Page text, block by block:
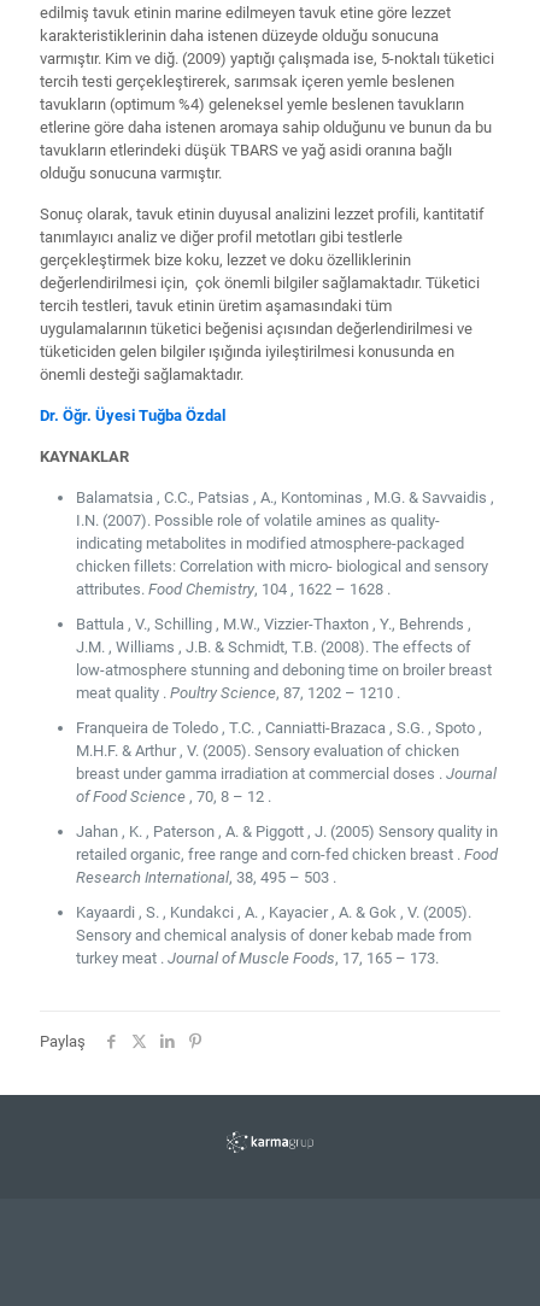
edilmiş tavuk etinin marine edilmeyen tavuk etine göre lezzet
karakteristiklerinin daha istenen düzeyde olduğu sonucuna
varmıştır. Kim ve diğ. (2009) yaptığı çalışmada ise, 5-noktalı tüketici
tercih testi gerçekleştirerek, sarımsak içeren yemle beslenen
tavukların (optimum %4) geleneksel yemle beslenen tavukların
etlerine göre daha istenen aromaya sahip olduğunu ve bunun da bu
tavukların etlerindeki düşük TBARS ve yağ asidi oranına bağlı
olduğu sonucuna varmıştır.
Sonuç olarak, tavuk etinin duyusal analizini lezzet profili, kantitatif
tanımlayıcı analiz ve diğer profil metotları gibi testlerle
gerçekleştirmek bize koku, lezzet ve doku özelliklerinin
değerlendirilmesi için, çok önemli bilgiler sağlamaktadır. Tüketici
tercih testleri, tavuk etinin üretim aşamasındaki tüm
uygulamalarının tüketici beğenisi açısından değerlendirilmesi ve
tüketiciden gelen bilgiler ışığında iyileştirilmesi konusunda en
önemli desteği sağlamaktadır.
Dr. Öğr. Üyesi Tuğba Özdal
KAYNAKLAR
Balamatsia , C.C., Patsias , A., Kontominas , M.G. & Savvaidis ,
I.N. (2007). Possible role of volatile amines as quality-
indicating metabolites in modified atmosphere-packaged
chicken fillets: Correlation with micro- biological and sensory
attributes. Food Chemistry, 104 , 1622 – 1628 .
Battula , V., Schilling , M.W., Vizzier-Thaxton , Y., Behrends ,
J.M. , Williams , J.B. & Schmidt, T.B. (2008). The effects of
low-atmosphere stunning and deboning time on broiler breast
meat quality . Poultry Science, 87, 1202 – 1210 .
Franqueira de Toledo , T.C. , Canniatti-Brazaca , S.G. , Spoto ,
M.H.F. & Arthur , V. (2005). Sensory evaluation of chicken
breast under gamma irradiation at commercial doses . Journal
of Food Science , 70, 8 – 12 .
Jahan , K. , Paterson , A. & Piggott , J. (2005) Sensory quality in
retailed organic, free range and corn-fed chicken breast . Food
Research International, 38, 495 – 503 .
Kayaardi , S. , Kundakci , A. , Kayacier , A. & Gok , V. (2005).
Sensory and chemical analysis of doner kebab made from
turkey meat . Journal of Muscle Foods, 17, 165 – 173.
Paylaş